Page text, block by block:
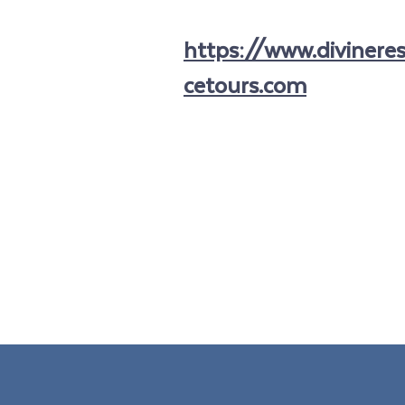
https://
cetours.com